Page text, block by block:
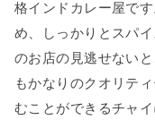
格インドカレー屋で
め、しっかりとスパ
のお店の見逃せない
もかなりのクオリテ
むことができるチャ